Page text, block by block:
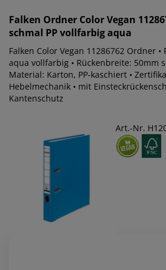
Falken Ordner Color Vegan
schmal PP vollfarbig aqua
Falken Color Vegan 11286762 Ordner •
aqua vollfarbig • Rückenbreite: 50mm
Material: Karton, PP-kaschiert •
Hebelmechanik • mit
Kantenschutz
Art.-Nr.